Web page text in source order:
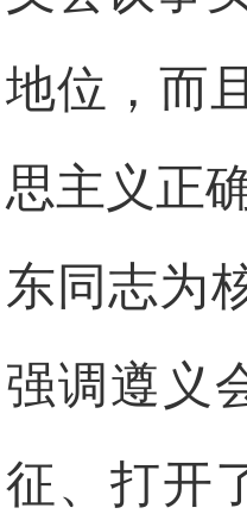
地位，而
思主义正
东同志为
强调遵义
征、打开